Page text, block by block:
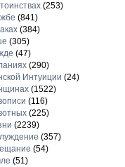
(253)
(841)
(384)
(305)
(47)
(290)
Интуиции (24)
(1522)
(116)
(225)
(2239)
(357)
(54)
(51)